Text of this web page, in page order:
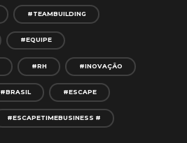
#TEAMBUILDING
#EQUIPE
#RH #INOVAÇÃO
#BRASIL #ESCAPE
#ESCAPETIMEBUSINESS #